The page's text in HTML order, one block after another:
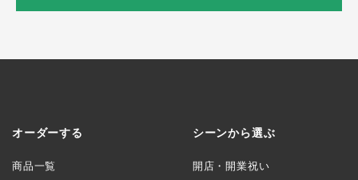
オーダーする
商品一覧
シーンから選ぶ
開店・開業祝い